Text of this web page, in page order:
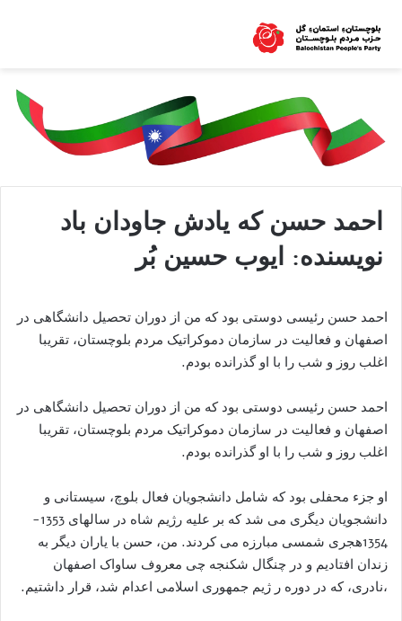
احمد حسن که یادش جاودان باد
نویسنده: ایوب حسین بُر
احمد حسن رئیسی دوستی بود که من از دوران تحصیل دانشگاهی در
اصفهان و فعالیت در سازمان دموکراتیک مردم بلوچستان، تقریبا
اغلب روز و شب را با او گذرانده بودم.
احمد حسن رئیسی دوستی بود که من از دوران تحصیل دانشگاهی در
اصفهان و فعالیت در سازمان دموکراتیک مردم بلوچستان، تقریبا
اغلب روز و شب را با او گذرانده بودم.
او جزء محفلی بود که شامل دانشجویان فعال بلوچ، سیستانی و
دانشجویان دیگری می شد که بر علیه رژیم شاه در سالهای 1353-
1354هجری شمسی مبارزه می کردند. من، حسن با یاران دیگر به
زندان افتادیم و در چنگال شکنجه چی معروف ساواک اصفهان
،نادری، که در دوره ر ژیم جمهوری اسلامی اعدام شد، قرار داشتیم.